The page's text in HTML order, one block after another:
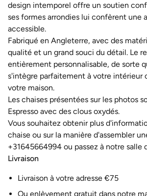
design intemporel offre un soutien
ses formes arrondies lui confèrent une
accessible.
Fabriqué en Angleterre, avec des
qualité et un grand souci du détail. Le
entièrement personnalisable, de sorte
s'intègre parfaitement à votre intérieur
votre maison.
Les chaises présentées sur les photos
Espresso avec des clous oxydés.
Vous souhaitez obtenir plus
chaise ou sur la manière d'assembler
+31645664994 ou passez à notre salle
Livraison
Livraison à votre adresse €75
Ou enlèvement gratuit dans notre